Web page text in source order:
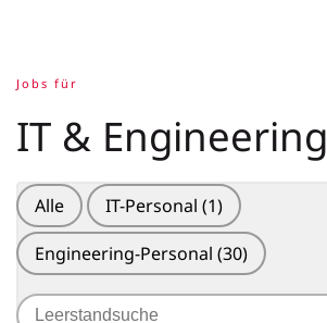
Jobs für
IT & Engineering
Alle IT-Personal (1)
Engineering-Personal (30)
Search